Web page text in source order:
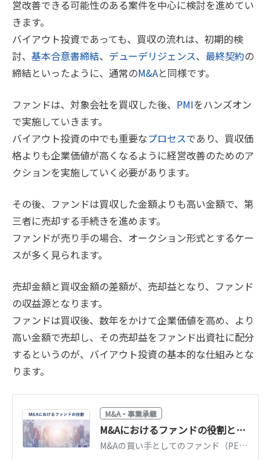
営改善できる可能性のある案件を中心に検討を進めてい
きます。
バイアウト投資であっても、買収の流れは、初期的検
討、 基本合意書締結、 デューデリジェンス、 最終契約の
締結といったように、通常のM&Aと同様です。
ファンドは、対象会社を買収した後、 PMIをハンズオン
で実施していきます。
バイアウト投資の中でも重要なプロセスであり、買収価
格よりも企業価値が高くなるように経営改善のためのア
クションを実施していく必要があります。
その後、ファンドは買収した金額よりも高い金額で、第
三者に売却する手続きを進めます。
ファンドが売り手の場合、オークション形式とするケー
スが多く見られます。
売却金額と買収金額の差額が、売却益となり、ファンド
の収益源となります。
ファンドは買収後、数年をかけて企業価値を高め、より
高い金額で売却し、その売却益をファンド出資社に配分
するというのが、バイアウト投資の基本的な仕組みとな
ります。
M&A・事業承継
M&Aにおけるファンドの役割とは？種類・メリット・デメリットを解説
M&Aの買い手としてのファンド（PE・バイアウト・事業再生等）の種類と役割を解説。ファンドに売却するメリット・デメリット、事業会社との違いを整理します。